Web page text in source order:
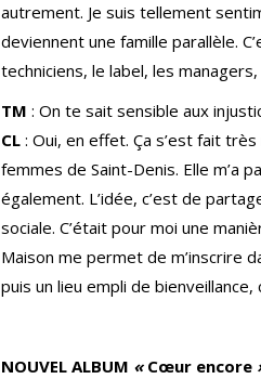
autrement. Je suis tellement
deviennent une famille parallèle.
techniciens, le label, les
TM : On te sait sensible aux
CL : Oui, en effet. Ça s’est fait
femmes de Saint-Denis. Elle m’a
également. L’idée, c’est de
sociale. C’était pour moi une
Maison me permet de m’inscrire
puis un lieu empli de
NOUVEL ALBUM « Cœur encore